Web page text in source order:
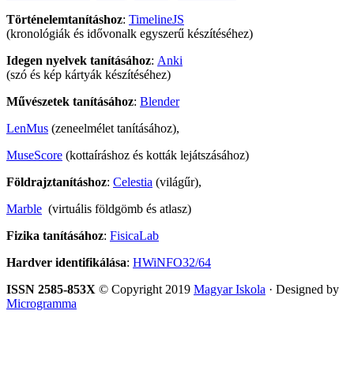
Történelemtanításhoz: TimelineJS
(kronológiák és idővonalk egyszerű készítéséhez)
Idegen nyelvek tanításához: Anki
(szó és kép kártyák készítéséhez)
Művészetek tanításához: Blender
LenMus (zeneelmélet tanításához),
MuseScore (kottaíráshoz és kották lejátszásához)
Földrajztanításhoz: Celestia (világűr),
Marble (virtuális földgömb és atlasz)
Fizika tanításához: FisicaLab
Hardver identifikálása: HWiNFO32/64
ISSN 2585-853X © Copyright 2019 Magyar Iskola · Designed by
Microgramma